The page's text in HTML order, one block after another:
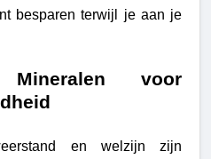
besparen terwijl je aan je
voor
en welzijn zijn